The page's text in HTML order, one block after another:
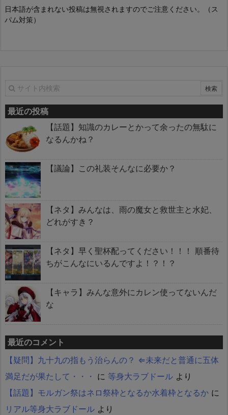
日本語が含まれない投稿は無視されますのでご注意ください。（ス
パム対策）
最近の投稿
【話題】知識のカレーとかって余ったの無駄に
なるんかね？
【議論】この礼装そんなに必要か？
【ネタ】みんなは、雨の魔女と救世主と水妃、
どれがすき？
【ネタ】早く聖杯配ってください！！！ 順番待
ちがこんなにいるんですよ！？！？
【キャラ】みんな意外にカレン使ってないんだ
な
最近のコメント
【疑問】九十九の指もう治らんの？ ⇐未来だと普通に五体
満足だが果たして・・・ に 等身大ラブドール より
【話題】モルガン祭はネロ祭枠となるか水着枠となるか に
リアル等身大ラブドール より